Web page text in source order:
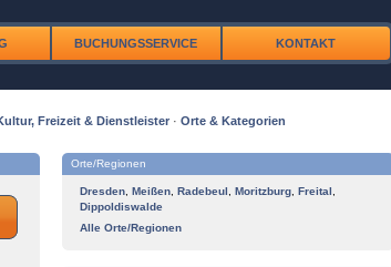
BUCHUNGSSERVICE KONTAKT
Freizeit & Dienstleister · Orte & Kategorien
Orte/Regionen
Dresden Meißen Radebeul Moritzburg Freital
Dippoldiswalde
Alle Orte/Regionen